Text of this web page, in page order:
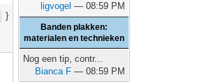
}
ligvogel — 08:59 PM
Banden plakken:
materialen en technieken
Nog een tip, contr...
Bianca F — 08:59 PM